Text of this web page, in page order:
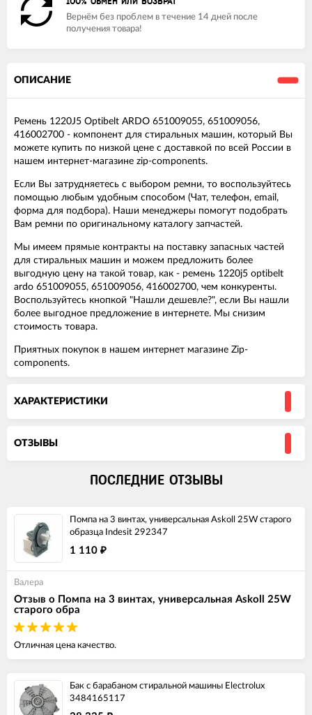
Вернём без проблем в течение 14 дней после
получения товара!
ОПИСАНИЕ
Ремень 1220J5 Optibelt ARDO 651009055, 651009056,
416002700 - компонент для стиральных машин, который Вы
можете купить по низкой цене с доставкой по всей России в
нашем интернет-магазине zip-components.
Если Вы затрудняетесь с выбором ремни, то воспользуйтесь
помощью любым удобным способом (Чат, телефон, email,
форма для подбора). Наши менеджеры помогут подобрать
Вам ремни по оригинальному каталогу запчастей.
Мы имеем прямые контракты на поставку запасных частей
для стиральных машин и можем предложить более
выгодную цену на такой товар, как - ремень 1220j5 optibelt
ardo 651009055, 651009056, 416002700, чем конкуренты.
Воспользуйтесь кнопкой "Нашли дешевле?", если Вы нашли
более выгодное предложение в интернете. Мы снизим
стоимость товара.
Приятных покупок в нашем интернет магазине Zip-
components.
ХАРАКТЕРИСТИКИ
ОТЗЫВЫ
ПОСЛЕДНИЕ ОТЗЫВЫ
Помпа на 3 винтах, универсальная Askoll 25W старого
образца Indesit 292347
1 110 ₽
Валера
Отзыв о Помпа на 3 винтах, универсальная Askoll 25W
старого обра
Отличная цена качество.
Бак с барабаном стиральной машины Electrolux
3484165117